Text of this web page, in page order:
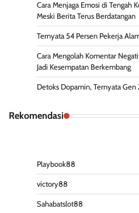
Cara Menjaga Emosi di Tengah
Meski Berita Terus Berdatangan
Ternyata 54 Persen Pekerja
Cara Mengolah Komentar
Jadi Kesempatan Berkembang
Detoks Dopamin, Ternyata Gen
Rekomendasi
Playbook88
victory88
Sahabatslot88